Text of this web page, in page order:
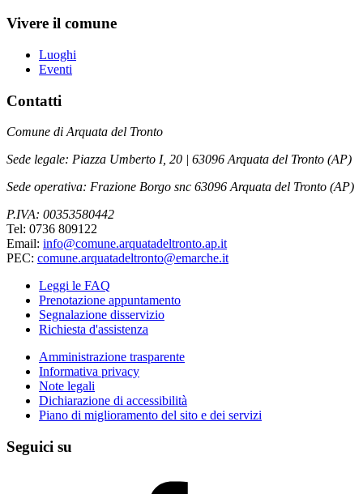
Vivere il comune
Luoghi
Eventi
Contatti
Comune di Arquata del Tronto
Sede legale: Piazza Umberto I, 20 | 63096 Arquata del Tronto (AP)
Sede operativa: Frazione Borgo snc 63096 Arquata del Tronto (AP)
P.IVA: 00353580442
Tel: 0736 809122
Email: info@comune.arquatadeltronto.ap.it
PEC: comune.arquatadeltronto@emarche.it
Leggi le FAQ
Prenotazione appuntamento
Segnalazione disservizio
Richiesta d'assistenza
Amministrazione trasparente
Informativa privacy
Note legali
Dichiarazione di accessibilità
Piano di miglioramento del sito e dei servizi
Seguici su